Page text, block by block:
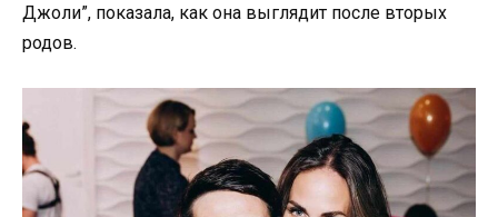
Джоли”, показала, как она выглядит после вторых
родов.